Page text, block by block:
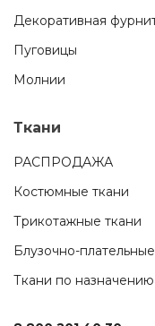
Декоративная
Пуговицы
Молнии
Ткани
РАСПРОДАЖА
Костюмные ткани
Трикотажные ткани
Блузочно-плательные
Ткани по назначению